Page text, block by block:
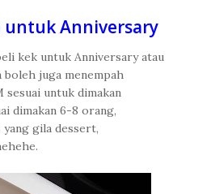
untuk Anniversary
kek untuk Anniversary atau
boleh juga menempah
sesuai untuk dimakan
dimakan 6-8 orang,
gila dessert,